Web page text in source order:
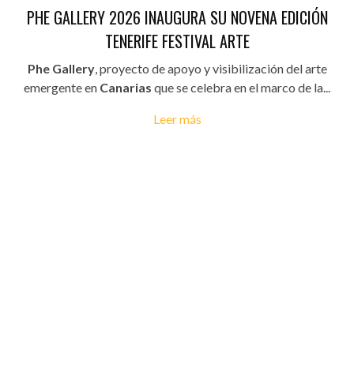
PHE GALLERY 2026 INAUGURA SU NOVENA EDICIÓN
TENERIFE FESTIVAL ARTE
Phe Gallery, proyecto de apoyo y visibilización del arte
emergente en Canarias que se celebra en el marco de la...
Leer más